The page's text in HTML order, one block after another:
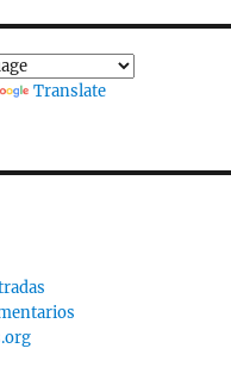
Translate